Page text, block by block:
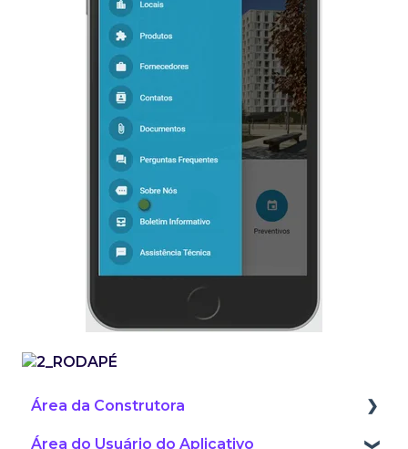
Área da Construtora
Manual Interativo
Área do Usuário do Aplicativo